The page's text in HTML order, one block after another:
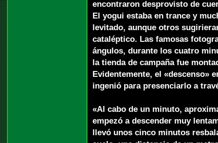
encontraron desprovisto de
El yogui estaba en trance y
levitado, aunque otros
cataléptico. Las famosas
ángulos, durante los cuatro
la tienda de campaña fue
Evidentemente, el «descenso»
ingenió para presenciarlo a
«Al cabo de un minuto,
empezó a descender muy
llevó unos cinco minutos